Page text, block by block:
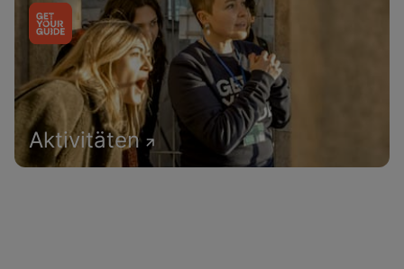
Aktivitäten